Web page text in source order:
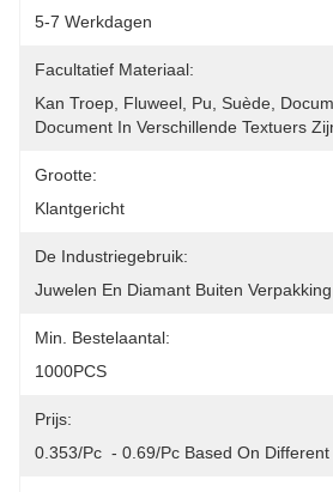
5-7 Werkdagen
Facultatief Materiaal:
Kan Troep, Fluweel, Pu, Suède,
Document In Verschillende Textuers
Grootte:
Klantgericht
De Industriegebruik:
Juwelen En Diamant Buiten Verpakking
Min. Bestelaantal:
1000PCS
Prijs:
0.353/pc  - 0.69/pc Based On Different